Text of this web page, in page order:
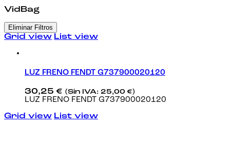
VidBag
Eliminar Filtros
Grid view List view
LUZ FRENO FENDT G737900020120
30,25 € (Sin IVA: 25,00 €)
LUZ FRENO FENDT G737900020120
Grid view List view